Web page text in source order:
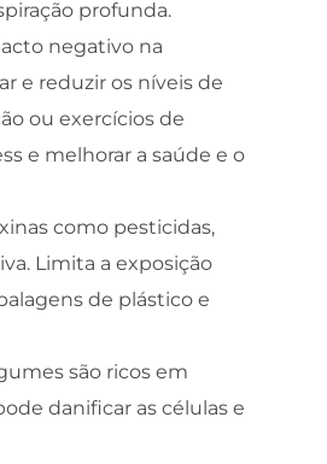
profunda.
negativo na
e reduzir os níveis de
ou exercícios de
e melhorar a saúde e o
como pesticidas,
Limita a exposição
de plástico e
são ricos em
danificar as células e